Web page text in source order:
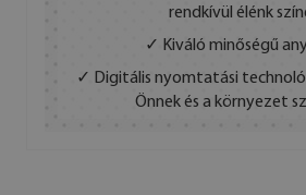
rendkívül élénk
✓ Kiváló minőségű
✓ Digitális nyomtatási
Önnek és a környezet